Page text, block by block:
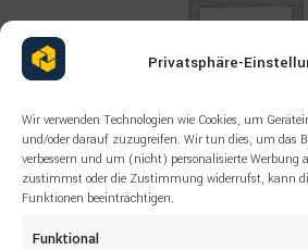
Privatsphäre-
Wir verwenden Technologien wie Cookies, um
und/oder darauf zuzugreifen. Wir tun dies, um das
verbessern und um (nicht) personalisierte Werbung
zustimmst oder die Zustimmung widerrufst, kann
Funktionen beeinträchtigen.
Funktional